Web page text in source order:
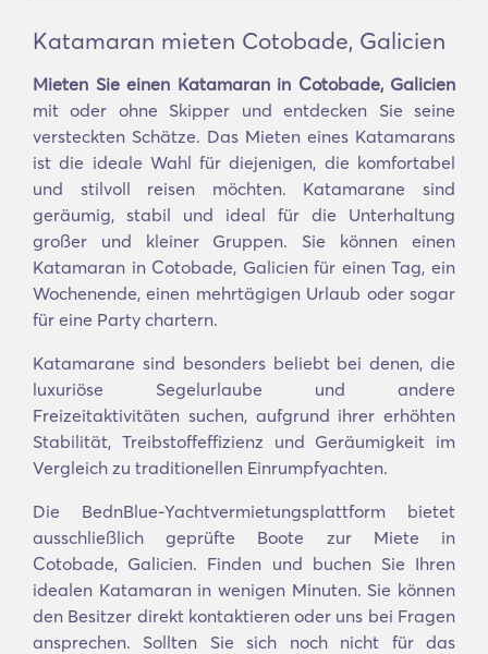
Katamaran mieten Cotobade, Galicien
Mieten Sie einen Katamaran in Cotobade, Galicien
mit oder ohne Skipper und entdecken Sie seine
versteckten Schätze. Das Mieten eines Katamarans
ist die ideale Wahl für diejenigen, die komfortabel
und stilvoll reisen möchten. Katamarane sind
geräumig, stabil und ideal für die Unterhaltung
großer und kleiner Gruppen. Sie können einen
Katamaran in Cotobade, Galicien für einen Tag, ein
Wochenende, einen mehrtägigen Urlaub oder sogar
für eine Party chartern.
Katamarane sind besonders beliebt bei denen, die
luxuriöse Segelurlaube und andere
Freizeitaktivitäten suchen, aufgrund ihrer erhöhten
Stabilität, Treibstoffeffizienz und Geräumigkeit im
Vergleich zu traditionellen Einrumpfyachten.
Die BednBlue-Yachtvermietungsplattform bietet
ausschließlich geprüfte Boote zur Miete in
Cotobade, Galicien. Finden und buchen Sie Ihren
idealen Katamaran in wenigen Minuten. Sie können
den Besitzer direkt kontaktieren oder uns bei Fragen
ansprechen. Sollten Sie sich noch nicht für das